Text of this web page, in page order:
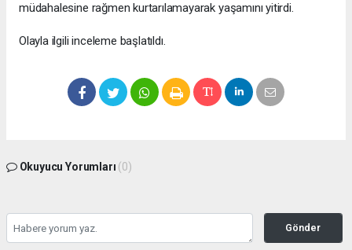
müdahalesine rağmen kurtarılamayarak yaşamını yitirdi.
Olayla ilgili inceleme başlatıldı.
Okuyucu Yorumları (0)
Gönder